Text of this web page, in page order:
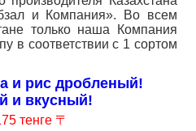
и Компания». Во всем
только наша Компания
в соответствии с 1 сортом
и рис дробленый!
и вкусный!
тенге 〒